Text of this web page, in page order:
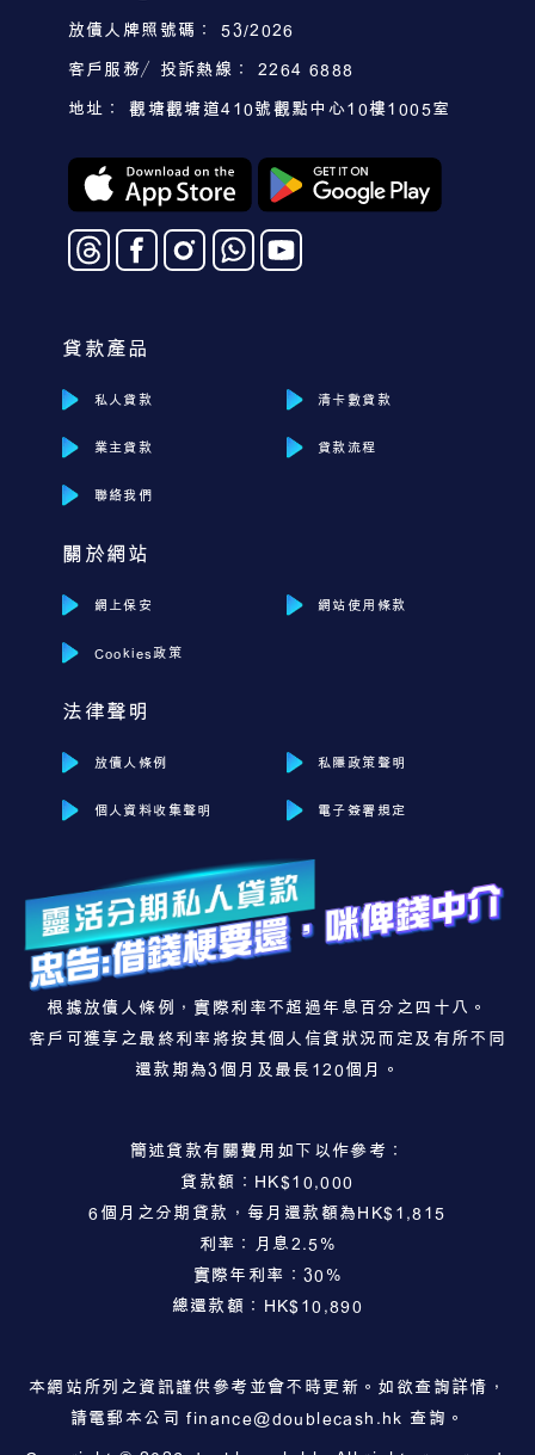
放債人牌照號碼： 53/2026
客戶服務／投訴熱線： 2264 6888
地址： 觀塘觀塘道410號觀點中心10樓1005室
貸款產品
私人貸款 清卡數貸款
業主貸款 貸款流程
聯絡我們
關於網站
網上保安 網站使用條款
Cookies政策
法律聲明
放債人條例 私隱政策聲明
個人資料收集聲明 電子簽署規定
根據放債人條例，實際利率不超過年息百分之四十八。
客戶可獲享之最終利率將按其個人信貸狀況而定及有所不同
還款期為3個月及最長120個月。
簡述貸款有關費用如下以作參考：
貸款額：HK$10,000
6個月之分期貸款，每月還款額為HK$1,815
利率：月息2.5%
實際年利率：30%
總還款額：HK$10,890
本網站所列之資訊謹供參考並會不時更新。如欲查詢詳情，
請電郵本公司finance@doublecash.hk 查詢。